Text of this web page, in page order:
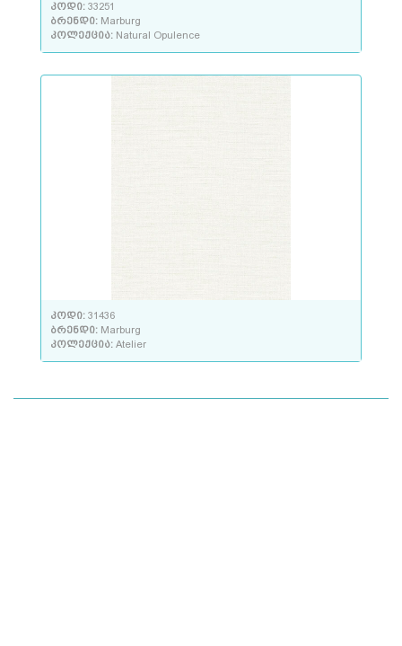
კოდი: 33251
ბრენდი: Marburg
კოლექცია: Natural Opulence
კოდი: 31436
ბრენდი: Marburg
კოლექცია: Atelier